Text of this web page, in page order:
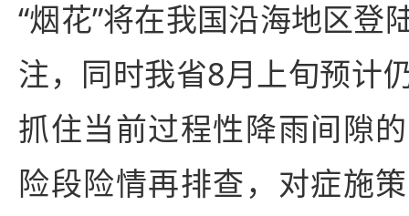
“烟花”将在我国沿海地区登
注，同时我省8月上旬预计
抓住当前过程性降雨间隙
险段险情再排查，对症施